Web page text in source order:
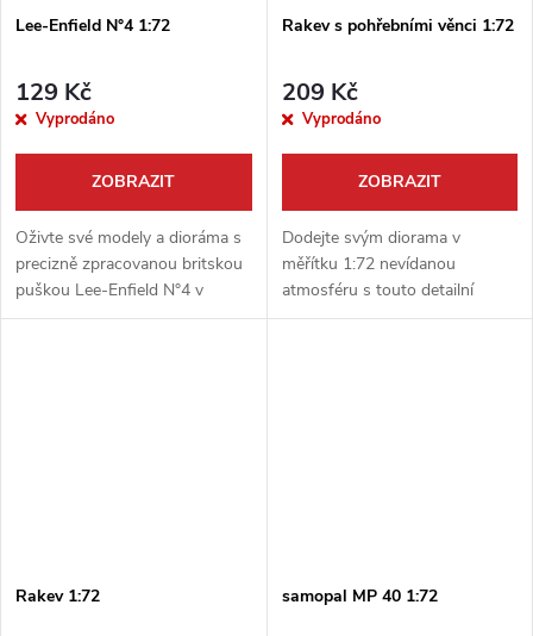
Lee-Enfield N°4 1:72
129 Kč
Vyprodáno
ZOBRAZIT
Oživte své modely a dioráma s
precizně zpracovanou britskou
puškou Lee-Enfield N°4 v
měřítku 1:72. Tento detailní
Rakev s pohřebními věnci 1:72
209 Kč
Vyprodáno
ZOBRAZIT
Dodejte svým diorama v
měřítku 1:72 nevídanou
atmosféru s touto detailní
sadou rakve a pohřebních
Rakev 1:72 samopal MP 40 1:72